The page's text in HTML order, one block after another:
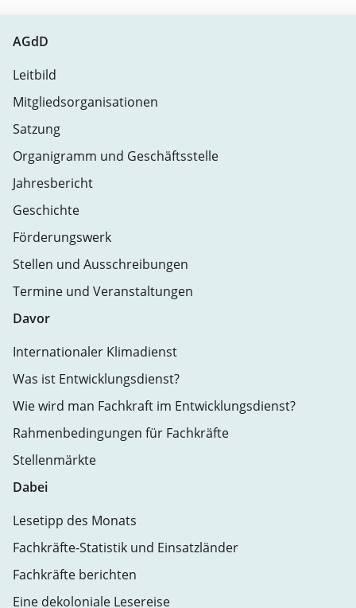
AGdD
Leitbild
Mitgliedsorganisationen
Satzung
Organigramm und Geschäftsstelle
Jahresbericht
Geschichte
Förderungswerk
Stellen und Ausschreibungen
Termine und Veranstaltungen
Davor
Internationaler Klimadienst
Was ist Entwicklungsdienst?
Wie wird man Fachkraft im Entwicklungsdienst?
Rahmenbedingungen für Fachkräfte
Stellenmärkte
Dabei
Lesetipp des Monats
Fachkräfte-Statistik und Einsatzländer
Fachkräfte berichten
Eine dekoloniale Lesereise